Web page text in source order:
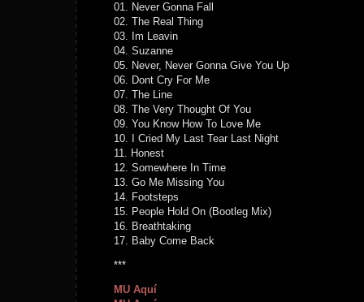
01. Never Gonna Fall
02. The Real Thing
03. Im Leavin
04. Suzanne
05. Never, Never Gonna Give You Up
06. Dont Cry For Me
07. The Line
08. The Very Thought Of You
09. You Know How To Love Me
10. I Cried My Last Tear Last Night
11. Honest
12. Somewhere In Time
13. Go Me Missing You
14. Footsteps
15. People Hold On (Bootleg Mix)
16. Breathtaking
17. Baby Come Back
***
MU Aquí